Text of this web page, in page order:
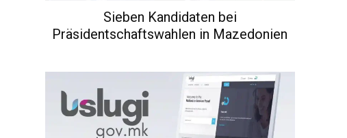
Sieben Kandidaten bei
Präsidentschaftswahlen in Mazedonien